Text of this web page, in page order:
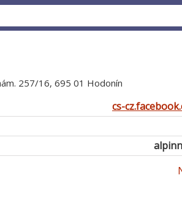
257/16, 695 01 Hodonín
cs-